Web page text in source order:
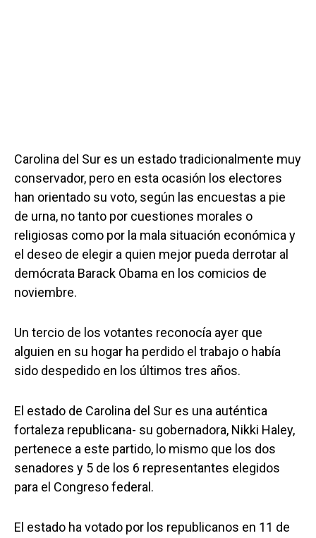
Carolina del Sur es un estado tradicionalmente muy
conservador, pero en esta ocasión los electores
han orientado su voto, según las encuestas a pie
de urna, no tanto por cuestiones morales o
religiosas como por la mala situación económica y
el deseo de elegir a quien mejor pueda derrotar al
demócrata Barack Obama en los comicios de
noviembre.
Un tercio de los votantes reconocía ayer que
alguien en su hogar ha perdido el trabajo o había
sido despedido en los últimos tres años.
El estado de Carolina del Sur es una auténtica
fortaleza republicana- su gobernadora, Nikki Haley,
pertenece a este partido, lo mismo que los dos
senadores y 5 de los 6 representantes elegidos
para el Congreso federal.
El estado ha votado por los republicanos en 11 de